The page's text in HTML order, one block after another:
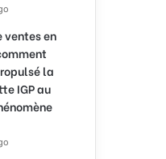
ventes en
la
IGP au